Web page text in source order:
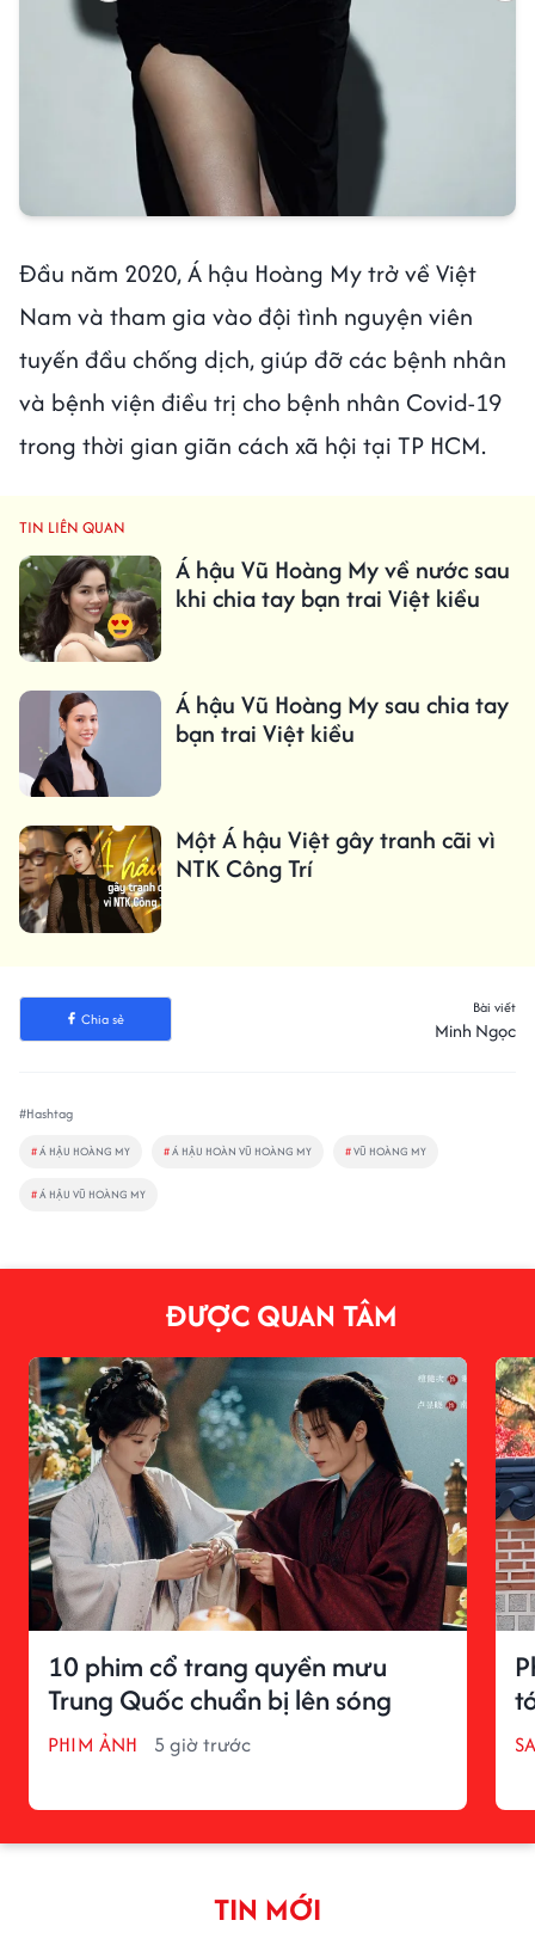
Đầu năm 2020, Á hậu Hoàng My trở về Việt
Nam và tham gia vào đội tình nguyện viên
tuyến đầu chống dịch, giúp đỡ các bệnh nhân
và bệnh viện điều trị cho bệnh nhân Covid-19
trong thời gian giãn cách xã hội tại TP HCM.
TIN LIÊN QUAN
Á hậu Vũ Hoàng My về nước sau
khi chia tay bạn trai Việt kiều
Á hậu Vũ Hoàng My sau chia tay
bạn trai Việt kiều
Một Á hậu Việt gây tranh cãi vì
NTK Công Trí
Chia sẻ
Bài viết
Minh Ngọc
#Hashtag
#Á HẬU HOÀNG MY #Á HẬU HOÀN VŨ HOÀNG MY #VŨ HOÀNG MY
#Á HẬU VŨ HOÀNG MY
ĐƯỢC QUAN TÂM
10 phim cổ trang quyền mưu
Trung Quốc chuẩn bị lên sóng
PHIM ẢNH 5 giờ trước
TIN MỚI